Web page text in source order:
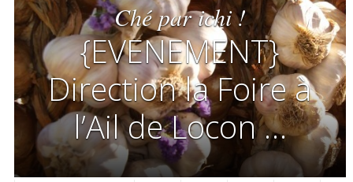
Ché par ichi !
{EVENEMENT}
Direction la Foire à
l’Ail de Locon …